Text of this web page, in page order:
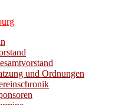
und Ordnungen